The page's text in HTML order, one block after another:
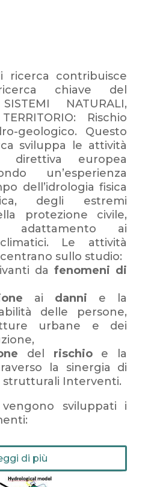
ricerca contribuisce
chiave del
NATURALI,
Rischio
geologico. Questo
sviluppa le attività
direttiva europea
un’esperienza
dell’idrologia fisica
degli estremi
protezione civile,
adattamento ai
Le attività
sullo studio:
dafenomeni di
ai danni e la
delle persone,
urbane e dei
del rischioe la
la sinergia di
Interventi.
sviluppati i
di più